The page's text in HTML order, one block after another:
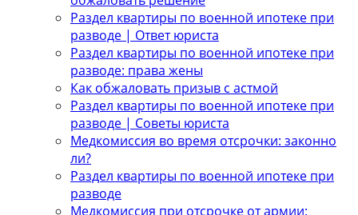
Раздел квартиры по военной ипотеке при
разводе | Ответ юриста
Раздел квартиры по военной ипотеке при
разводе: права жены
Как обжаловать призыв с астмой
Раздел квартиры по военной ипотеке при
разводе | Советы юриста
Медкомиссия во время отсрочки: законно
ли?
Раздел квартиры по военной ипотеке при
разводе
Медкомиссия при отсрочке от армии: